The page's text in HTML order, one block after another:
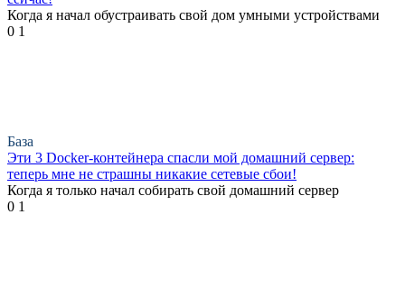
Когда я начал обустраивать свой дом умными устройствами
0 1
База
Эти 3 Docker-контейнера спасли мой домашний сервер:
теперь мне не страшны никакие сетевые сбои!
Когда я только начал собирать свой домашний сервер
0 1